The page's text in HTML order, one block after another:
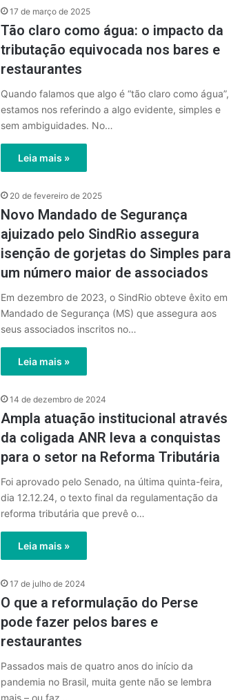
17 de março de 2025
Tão claro como água: o impacto da
tributação equivocada nos bares e
restaurantes
Quando falamos que algo é “tão claro como água”,
estamos nos referindo a algo evidente, simples e
sem ambiguidades. No…
Leia mais »
20 de fevereiro de 2025
Novo Mandado de Segurança
ajuizado pelo SindRio assegura
isenção de gorjetas do Simples para
um número maior de associados
Em dezembro de 2023, o SindRio obteve êxito em
Mandado de Segurança (MS) que assegura aos
seus associados inscritos no…
Leia mais »
14 de dezembro de 2024
Ampla atuação institucional através
da coligada ANR leva a conquistas
para o setor na Reforma Tributária
Foi aprovado pelo Senado, na última quinta-feira,
dia 12.12.24, o texto final da regulamentação da
reforma tributária que prevê o…
Leia mais »
17 de julho de 2024
O que a reformulação do Perse
pode fazer pelos bares e
restaurantes
Passados mais de quatro anos do início da
pandemia no Brasil, muita gente não se lembra
mais – ou faz…